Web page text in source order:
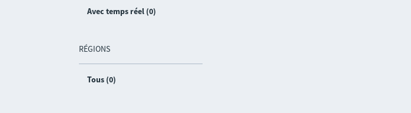
Avec temps réel (0)
RÉGIONS
Tous (0)